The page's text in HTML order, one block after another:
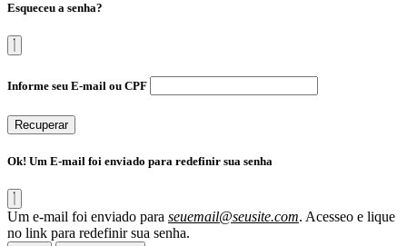
Esqueceu a senha?
Informe seu E-mail ou CPF
Recuperar
Ok! Um E-mail foi enviado para redefinir sua senha
Um e-mail foi enviado para seuemail@seusite.com. Acesseo e lique
no link para redefinir sua senha.